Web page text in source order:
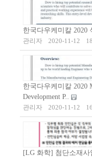
한국다우케미칼 2020
관리자
2020-11-12
한국다우케미칼 2020
Development P..
관리자
2020-11-12
[LG 화학] 첨단소재